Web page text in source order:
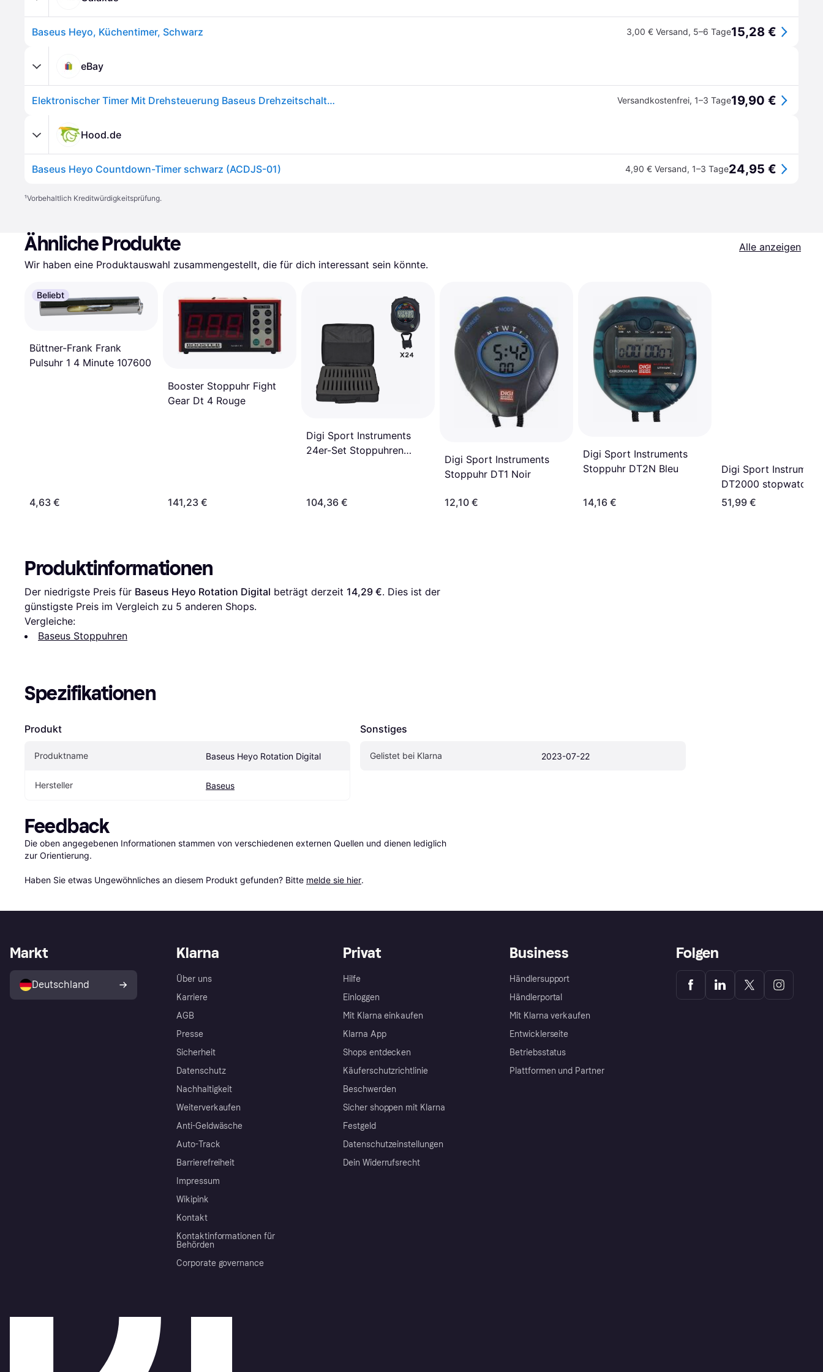
Baseus Heyo, Küchentimer, Schwarz 3,00 € Versand, 5–6 Tage15,28 €
eBay
Elektronischer Timer Mit Drehsteuerung Baseus Drehzeitschaltuhr Schwarz-silber Versandkostenfrei, 1–3 Tage19,90 €
Hood.de
Baseus Heyo Countdown-Timer schwarz (ACDJS-01) 4,90 € Versand, 1–3 Tage24,95 €
¹Vorbehaltlich Kreditwürdigkeitsprüfung.
Ähnliche Produkte
Alle anzeigen
Wir haben eine Produktauswahl zusammengestellt, die für dich interessant sein könnte.
Beliebt
Büttner-Frank Frank
Pulsuhr 1 4 Minute 107600
4,63 €
Booster Stoppuhr Fight
Gear Dt 4 Rouge
141,23 €
Digi Sport Instruments
24er-Set Stoppuhren
104,36 €
Digi Sport Instruments
Stoppuhr DT1 Noir
12,10 €
Digi Sport Instruments
Stoppuhr DT2N Bleu
14,16 €
Digi Sport
DT2000 stopwatch
memories USB
51,99 €
Produktinformationen
Der niedrigste Preis für Baseus Heyo Rotation Digital beträgt derzeit 14,29 €. Dies ist der
günstigste Preis im Vergleich zu 5 anderen Shops.
Vergleiche:
Baseus Stoppuhren
Spezifikationen
Produkt
Produktname Baseus Heyo Rotation Digital
Hersteller Baseus
Sonstiges
Gelistet bei Klarna 2023-07-22
Feedback
Die oben angegebenen Informationen stammen von verschiedenen externen Quellen und dienen lediglich
zur Orientierung.
Haben Sie etwas Ungewöhnliches an diesem Produkt gefunden? Bitte melde sie hier.
Klarna
Über uns
Karriere
AGB
Presse
Sicherheit
Datenschutz
Nachhaltigkeit
Weiterverkaufen
Anti-Geldwäsche
Auto-Track
Barrierefreiheit
Impressum
Wikipink
Kontakt
Kontaktinformationen für
Behörden
Corporate governance
Privat
Hilfe
Einloggen
Mit Klarna einkaufen
Klarna App
Shops entdecken
Käuferschutzrichtlinie
Beschwerden
Sicher shoppen mit Klarna
Festgeld
Datenschutzeinstellungen
Dein Widerrufsrecht
Business
Händlersupport
Händlerportal
Mit Klarna verkaufen
Entwicklerseite
Betriebsstatus
Plattformen und Partner
Markt
Deutschland
Folgen